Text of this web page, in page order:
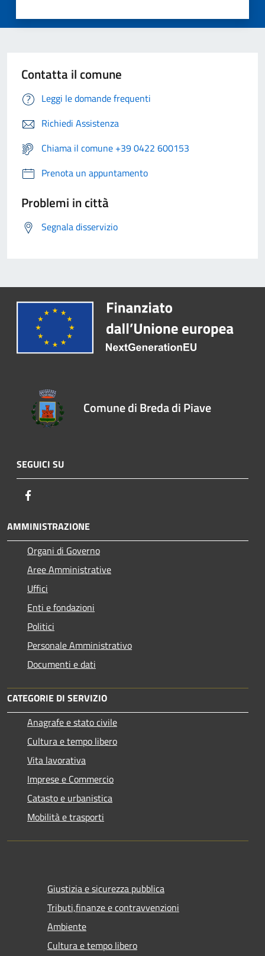
Contatta il comune
Leggi le domande frequenti
Richiedi Assistenza
Chiama il comune +39 0422 600153
Prenota un appuntamento
Problemi in città
Segnala disservizio
Comune di Breda di Piave
SEGUICI SU
AMMINISTRAZIONE
Organi di Governo
Aree Amministrative
Uffici
Enti e fondazioni
Politici
Personale Amministrativo
Documenti e dati
CATEGORIE DI SERVIZIO
Anagrafe e stato civile
Cultura e tempo libero
Vita lavorativa
Imprese e Commercio
Catasto e urbanistica
Mobilità e trasporti
Giustizia e sicurezza pubblica
Tributi,finanze e contravvenzioni
Ambiente
Cultura e tempo libero